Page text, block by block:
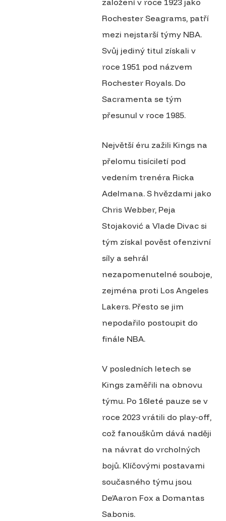
založení v roce 1923 jako
Rochester Seagrams, patří
mezi nejstarší týmy NBA.
Svůj jediný titul získali v
roce 1951 pod názvem
Rochester Royals. Do
Sacramenta se tým
přesunul v roce 1985.
Největší éru zažili Kings na
přelomu tisíciletí pod
vedením trenéra Ricka
Adelmana. S hvězdami jako
Chris Webber, Peja
Stojaković a Vlade Divac si
tým získal pověst ofenzivní
síly a sehrál
nezapomenutelné souboje,
zejména proti Los Angeles
Lakers. Přesto se jim
nepodařilo postoupit do
finále NBA.
V posledních letech se
Kings zaměřili na obnovu
týmu. Po 16leté pauze se v
roce 2023 vrátili do play-off,
což fanouškům dává naději
na návrat do vrcholných
bojů. Klíčovými postavami
současného týmu jsou
De’Aaron Fox a Domantas
Sabonis.